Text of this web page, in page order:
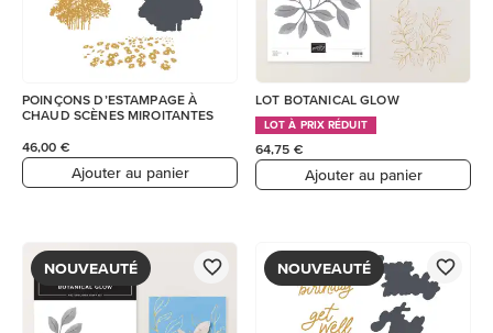
POINÇONS D’ESTAMPAGE À
CHAUD SCÈNES MIROITANTES
46,00 €
Ajouter au panier
LOT BOTANICAL GLOW
LOT À PRIX RÉDUIT
64,75 €
Ajouter au panier
NOUVEAUTÉ NOUVEAUTÉ